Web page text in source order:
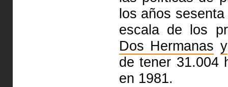
los años
escala de los
Dos Hermanas y
de tener 31.004
en 1981.